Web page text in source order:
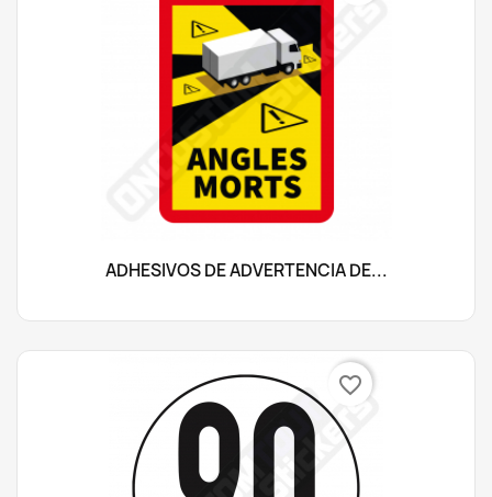
ADHESIVOS DE ADVERTENCIA DE...
favorite_border